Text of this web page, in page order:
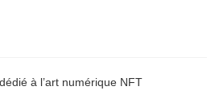
à l’art numérique NFT